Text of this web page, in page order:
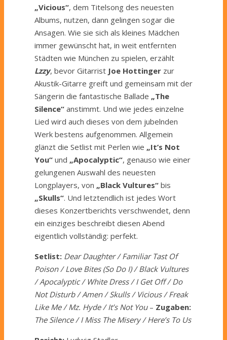
„Vicious“, dem Titelsong des neuesten
Albums, nutzen, dann gelingen sogar die
Ansagen. Wie sie sich als kleines Mädchen
immer gewünscht hat, in weit entfernten
Städten wie München zu spielen, erzählt
Lzzy, bevor Gitarrist Joe Hottinger zur
Akustik-Gitarre greift und gemeinsam mit der
Sängerin die fantastische Ballade „The
Silence“ anstimmt. Und wie jedes einzelne
Lied wird auch dieses von dem jubelnden
Werk bestens aufgenommen. Allgemein
glänzt die Setlist mit Perlen wie „It’s Not
You“ und „Apocalyptic“, genauso wie einer
gelungenen Auswahl des neuesten
Longplayers, von „Black Vultures“ bis
„Skulls“. Und letztendlich ist jedes Wort
dieses Konzertberichts verschwendet, denn
ein einziges beschreibt diesen Abend
eigentlich vollständig: perfekt.
Setlist: Dear Daughter / Familiar Tast Of
Poison / Love Bites (So Do I) / Black Vultures
/ Apocalyptic / White Dress / I Get Off / Do
Not Disturb / Amen / Skulls / Vicious / Freak
Like Me / Mz. Hyde / It’s Not You– Zugaben:
The Silence / I Miss The Misery / Here’s To Us